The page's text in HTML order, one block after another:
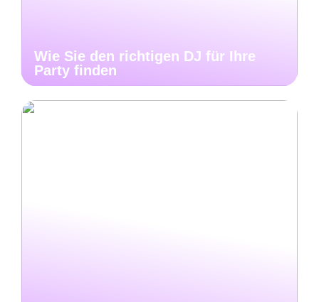
Wie Sie den richtigen DJ für Ihre
Party finden